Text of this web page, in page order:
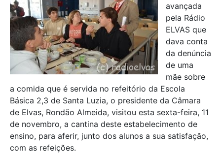
avançada
pela Rádio
ELVAS que
dava conta
da denúncia
de uma
mãe sobre
a comida que é servida no refeitório da Escola
Básica 2,3 de Santa Luzia, o presidente da Câmara
de Elvas, Rondão Almeida, visitou esta sexta-feira, 11
de novembro, a cantina deste estabelecimento de
ensino, para aferir, junto dos alunos a sua satisfação,
com as refeições.